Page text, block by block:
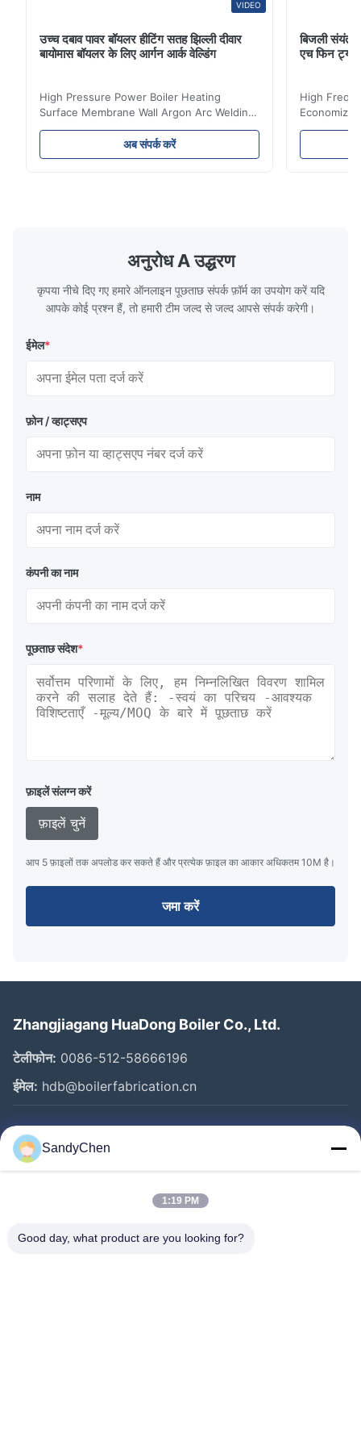
VIDEO
उच्च दबाव पावर बॉयलर हीटिंग सतह झिल्ली दीवार
बायोमास बॉयलर के लिए आर्गन आर्क वेल्डिंग
High Pressure Power Boiler Heating
Surface Membrane Wall Argon Arc Welding
For Biomass Boiler Product Introduction
Water wall panels with pins usually laid
vertically on the inner wall of the furnace
the basic component of boiler water
circulation loop.Because of both cooling
अब संपर्क करें
बिजली संयंत्र
एच फिन ट्यूब
High
Product
industrial
अनुरोध A उद्धरण
कृपया नीचे दिए गए हमारे ऑनलाइन पूछताछ संपर्क फ़ॉर्म का उपयोग करें यदि
आपके कोई प्रश्न हैं, तो हमारी टीम जल्द से जल्द आपसे संपर्क करेगी।
ईमेल*
फ़ोन / व्हाट्सएप
नाम
कंपनी का नाम
पूछताछ संदेश*
फ़ाइलें संलग्न करें
फ़ाइलें चुनें
आप 5 फ़ाइलों तक अपलोड कर सकते हैं और प्रत्येक फ़ाइल का आकार अधिकतम 10M है।
जमा करें
Zhangjiagang HuaDong Boiler Co., Ltd.
टेलीफोन: 0086-512-58666196
ईमेल: hdb@boilerfabrication.cn
त्वरित लिंक
घर
वीडियो
SandyChen
1:19 PM
Good day, what product are you looking for?